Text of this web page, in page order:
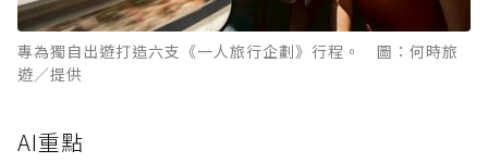
專為獨自出遊打造六支《一人旅行企劃》行程。 圖：何時旅
遊／提供
AI重點